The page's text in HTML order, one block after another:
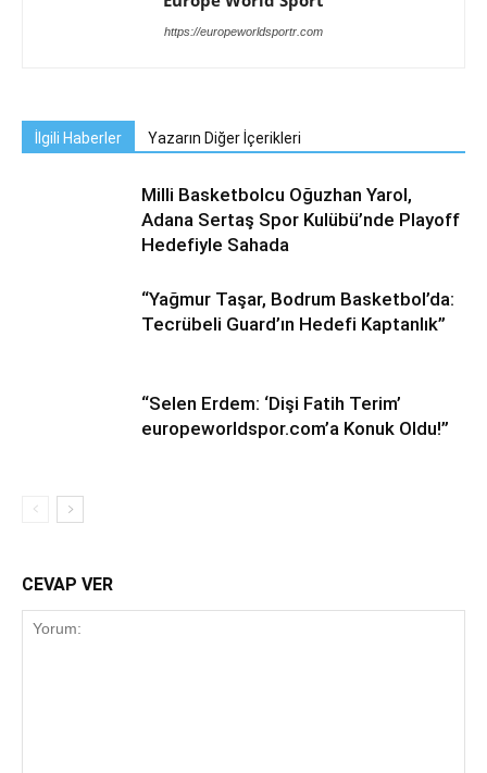
https://europeworldsportr.com
İlgili Haberler Yazarın Diğer İçerikleri
Milli Basketbolcu Oğuzhan Yarol,
Adana Sertaş Spor Kulübü’nde Playoff
Hedefiyle Sahada
“Yağmur Taşar, Bodrum Basketbol’da:
Tecrübeli Guard’ın Hedefi Kaptanlık”
“Selen Erdem: ‘Dişi Fatih Terim’
europeworldspor.com’a Konuk Oldu!”
CEVAP VER